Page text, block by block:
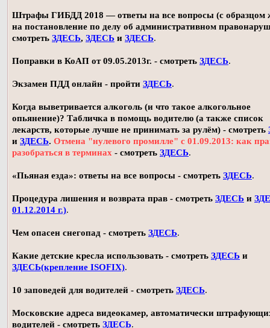
Штрафы ГИБДД 2018 — ответы на все вопросы (с образцом
на постановление по делу об административном
смотреть ЗДЕСЬ, ЗДЕСЬ и ЗДЕСЬ.
Поправки в КоАП от 09.05.2013г. - смотреть ЗДЕСЬ.
Экзамен ПДД онлайн - пройти ЗДЕСЬ.
Когда выветривается алкоголь (и что такое алкогольное
опьянение)? Табличка в помощь водителю (а также список
лекарств, которые лучше не принимать за рулём) - смотреть
и ЗДЕСЬ. Отмена "нулевого промилле" с 01.09.2013: как
разобраться в терминах - смотреть ЗДЕСЬ.
«Пьяная езда»: ответы на все вопросы - смотреть ЗДЕСЬ.
Процедура лишения и возврата прав - смотреть ЗДЕСЬ и
01.12.2014 г.).
Чем опасен снегопад - смотреть ЗДЕСЬ.
Какие детские кресла использовать - смотреть ЗДЕСЬ и
ЗДЕСЬ(крепление ISOFIX).
10 заповедей для водителей - смотреть ЗДЕСЬ.
Московские адреса видеокамер, автоматически
водителей - смотреть ЗДЕСЬ.